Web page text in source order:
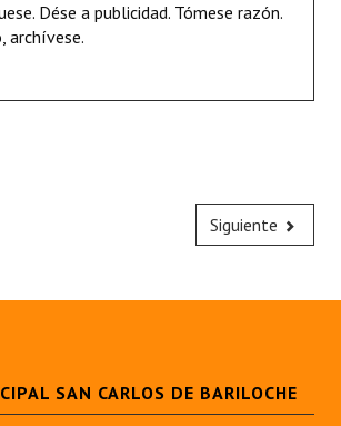
Dése a publicidad. Tómese razón.
archívese.
Siguiente
SAN CARLOS DE BARILOCHE